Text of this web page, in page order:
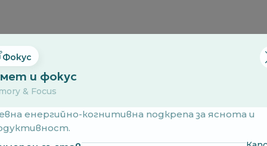
Фокус
и фокус
& Focus
енергийно-когнитивна подкрепа за яснота и